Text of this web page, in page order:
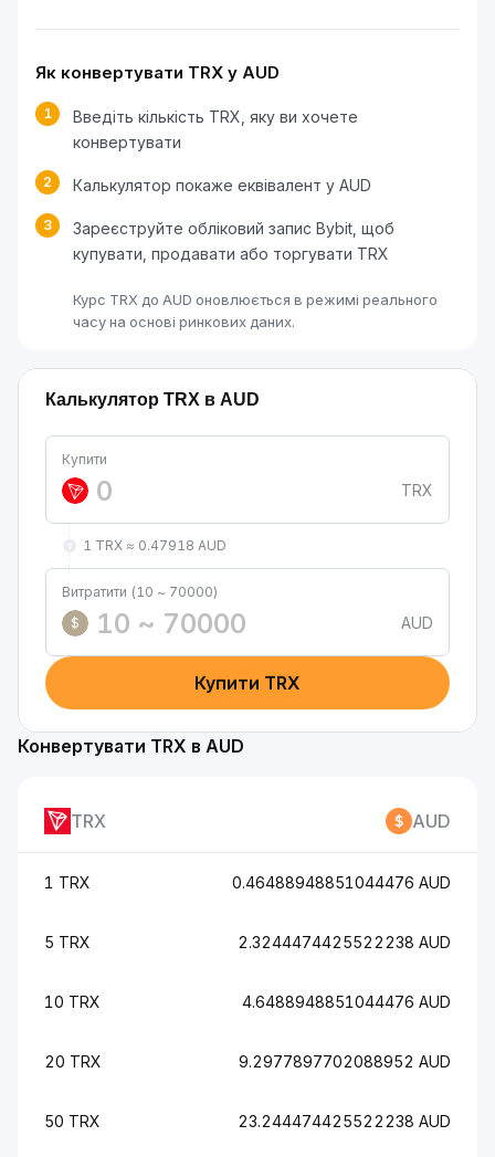
Як конвертувати TRX у AUD
1
Введіть кількість TRX, яку ви хочете
конвертувати
2 Калькулятор покаже еквівалент у AUD
3
Зареєструйте обліковий запис Bybit, щоб
купувати, продавати або торгувати TRX
Курс TRX до AUD оновлюється в режимі реального
часу на основі ринкових даних.
Калькулятор TRX в AUD
Купити
TRX
1 TRX ≈ 0.47918 AUD
Витратити (10 ~ 70000)
$
AUD
Купити TRX
Конвертувати TRX в AUD
TRX AUD
1 TRX 0.46488948851044476 AUD
5 TRX 2.3244474425522238 AUD
10 TRX 4.6488948851044476 AUD
20 TRX 9.2977897702088952 AUD
50 TRX 23.244474425522238 AUD